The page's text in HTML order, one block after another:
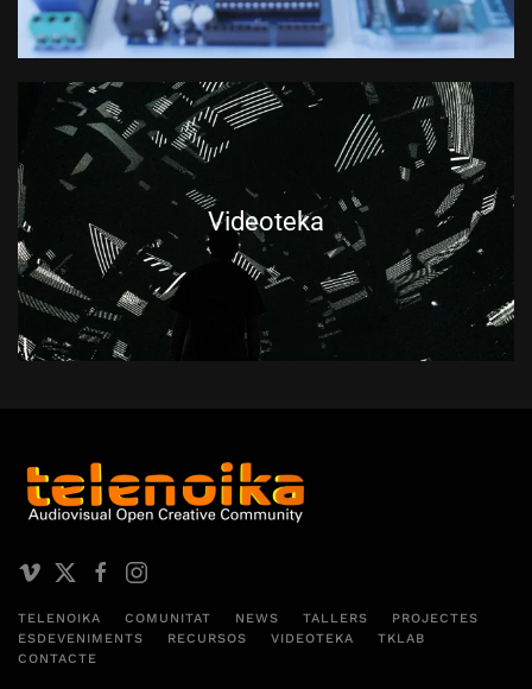
Videoteka
TELENOIKA COMUNITAT NEWS TALLERS
PROJECTES
ESDEVENIMENTS
RECURSOS VIDEOTEKA
TKLAB
CONTACTE